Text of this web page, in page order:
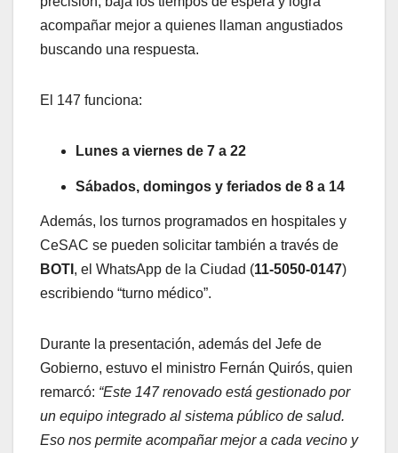
acompañar mejor a quienes llaman angustiados
buscando una respuesta.
El 147 funciona:
Lunes a viernes de 7 a 22
Sábados, domingos y feriados de 8 a 14
Además, los turnos programados en hospitales y
CeSAC se pueden solicitar también a través de
BOTI , el WhatsApp de la Ciudad (11-5050-0147)
escribiendo “turno médico”.
Durante la presentación, además del Jefe de
Gobierno, estuvo el ministro Fernán Quirós, quien
remarcó: “Este 147 renovado está gestionado por
un equipo integrado al sistema público de salud.
Eso nos permite acompañar mejor a cada vecino y